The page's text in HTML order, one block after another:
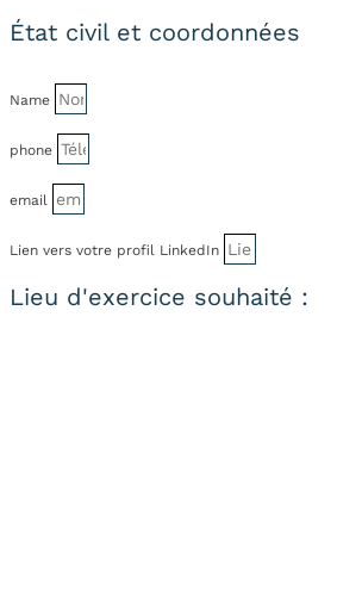
État civil et coordonnées
Name
phone
email
Lien vers votre profil LinkedIn
Lieu d'exercice souhaité :